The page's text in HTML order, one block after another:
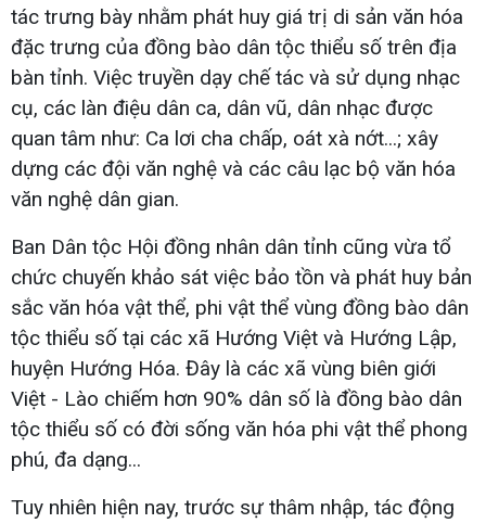
tác trưng bày nhằm phát huy giá trị di sản văn hóa
đặc trưng của đồng bào dân tộc thiểu số trên địa
bàn tỉnh. Việc truyền dạy chế tác và sử dụng nhạc
cụ, các làn điệu dân ca, dân vũ, dân nhạc được
quan tâm như: Ca lơi cha chấp, oát xà nớt...; xây
dựng các đội văn nghệ và các câu lạc bộ văn hóa
văn nghệ dân gian.
Ban Dân tộc Hội đồng nhân dân tỉnh cũng vừa tổ
chức chuyến khảo sát việc bảo tồn và phát huy bản
sắc văn hóa vật thể, phi vật thể vùng đồng bào dân
tộc thiểu số tại các xã Hướng Việt và Hướng Lập,
huyện Hướng Hóa. Đây là các xã vùng biên giới
Việt - Lào chiếm hơn 90% dân số là đồng bào dân
tộc thiểu số có đời sống văn hóa phi vật thể phong
phú, đa dạng...
Tuy nhiên hiện nay, trước sự thâm nhập, tác động